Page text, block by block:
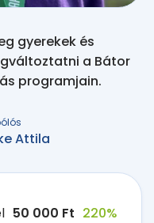
gyerekek és
a Bátor
programjain.
Attila
50 000 Ft 220%